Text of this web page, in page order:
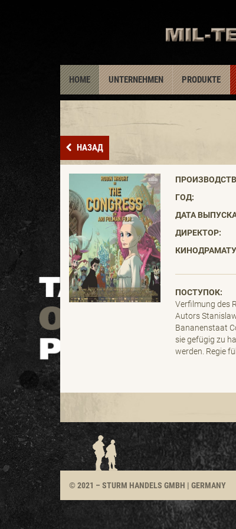
HOME UNTERNEHMEN PRODUKTE
НАЗАД
ГОД:
ДАТА
ДИРЕКТОР:
ПОСТУПОК:
Verfilmung des
Autors
Bananenstaat
sie gefügig zu
werden. Regie
© 2021 – STURM HANDELS GMBH | GERMANY